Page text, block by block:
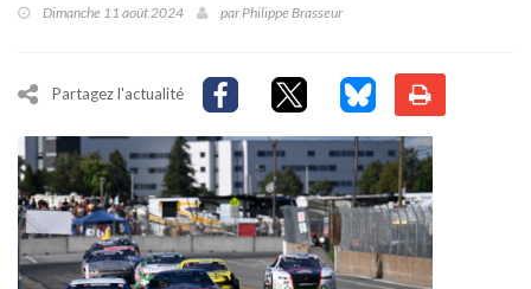
Dimanche 11 août 2024 parPhilippe Brasseur
Partagez l'actualité